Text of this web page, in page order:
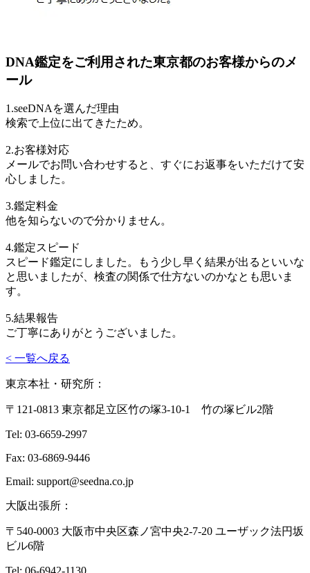
DNA鑑定をご利用された東京都のお客様からのメ
ール
1.seeDNAを選んだ理由
検索で上位に出てきたため。
2.お客様対応
メールでお問い合わせすると、すぐにお返事をいただけて安
心しました。
3.鑑定料金
他を知らないので分かりません。
4.鑑定スピード
スピード鑑定にしました。もう少し早く結果が出るといいな
と思いましたが、検査の関係で仕方ないのかなとも思いま
す。
5.結果報告
ご丁寧にありがとうございました。
< 一覧へ戻る
東京本社・研究所：
〒121-0813 東京都足立区竹の塚3-10-1 竹の塚ビル2階
Tel: 03-6659-2997
Fax: 03-6869-9446
Email: support@seedna.co.jp
大阪出張所：
〒540-0003 大阪市中央区森ノ宮中央2-7-20 ユーザック法円坂
ビル6階